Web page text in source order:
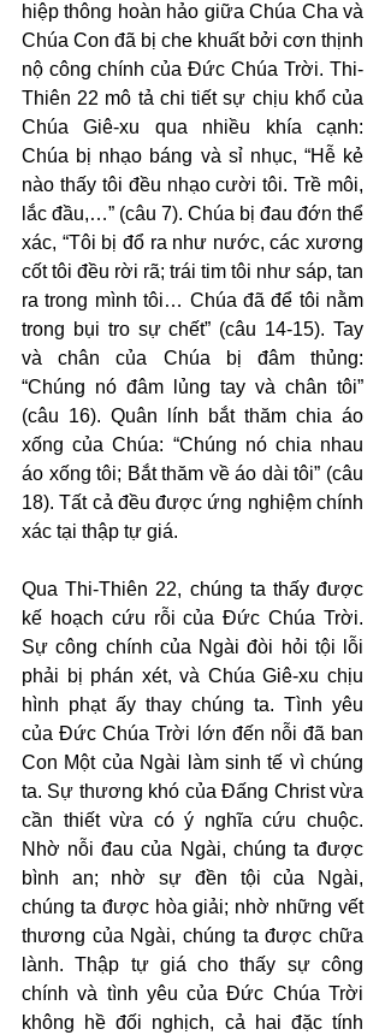
hiệp thông hoàn hảo giữa Chúa Cha và
Chúa Con đã bị che khuất bởi cơn thịnh
nộ công chính của Đức Chúa Trời. Thi-
Thiên 22 mô tả chi tiết sự chịu khổ của
Chúa Giê-xu qua nhiều khía cạnh:
Chúa bị nhạo báng và sỉ nhục, “Hễ kẻ
nào thấy tôi đều nhạo cười tôi. Trề môi,
lắc đầu,…” (câu 7). Chúa bị đau đớn thể
xác, “Tôi bị đổ ra như nước, các xương
cốt tôi đều rời rã; trái tim tôi như sáp, tan
ra trong mình tôi… Chúa đã để tôi nằm
trong bụi tro sự chết” (câu 14-15). Tay
và chân của Chúa bị đâm thủng:
“Chúng nó đâm lủng tay và chân tôi”
(câu 16). Quân lính bắt thăm chia áo
xống của Chúa: “Chúng nó chia nhau
áo xống tôi; Bắt thăm về áo dài tôi” (câu
18). Tất cả đều được ứng nghiệm chính
xác tại thập tự giá.
Qua Thi-Thiên 22, chúng ta thấy được
kế hoạch cứu rỗi của Đức Chúa Trời.
Sự công chính của Ngài đòi hỏi tội lỗi
phải bị phán xét, và Chúa Giê-xu chịu
hình phạt ấy thay chúng ta. Tình yêu
của Đức Chúa Trời lớn đến nỗi đã ban
Con Một của Ngài làm sinh tế vì chúng
ta. Sự thương khó của Đấng Christ vừa
cần thiết vừa có ý nghĩa cứu chuộc.
Nhờ nỗi đau của Ngài, chúng ta được
bình an; nhờ sự đền tội của Ngài,
chúng ta được hòa giải; nhờ những vết
thương của Ngài, chúng ta được chữa
lành. Thập tự giá cho thấy sự công
chính và tình yêu của Đức Chúa Trời
không hề đối nghịch, cả hai đặc tính